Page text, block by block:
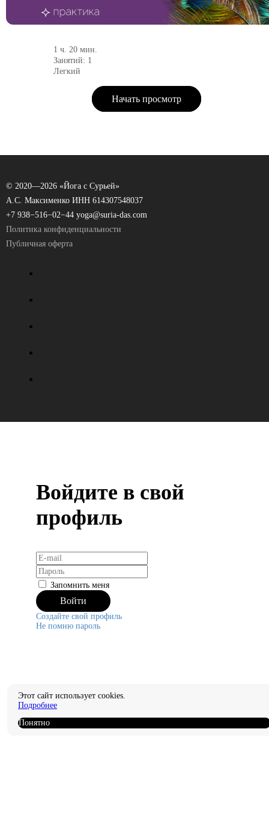
1 ч. 20 мин.
Занятий: 1
Легкий
Начать просмотр
© 2020—2026 «Йога с Сурьей»
А.С. Максименко ИНН 614307548037
+7 938−516−02−44 yoga@suria-das.com
Политика конфиденциальности
Публичная оферта
Войдите в свой
профиль
Запомнить меня
Создайте свой профиль
Не помню пароль
Этот сайт использует cookies.
Подробнее
Понятно